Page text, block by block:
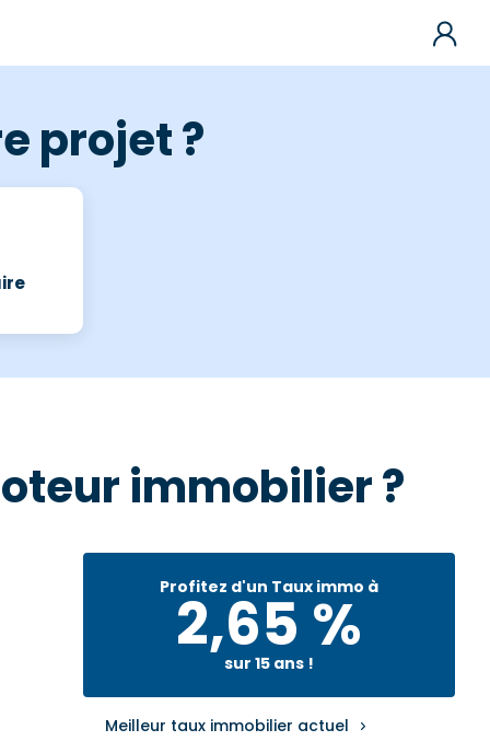
projet ?
immobilier ?
Profitez d'un Taux immo à
2,65 %
sur 15 ans !
Meilleur taux immobilier actuel